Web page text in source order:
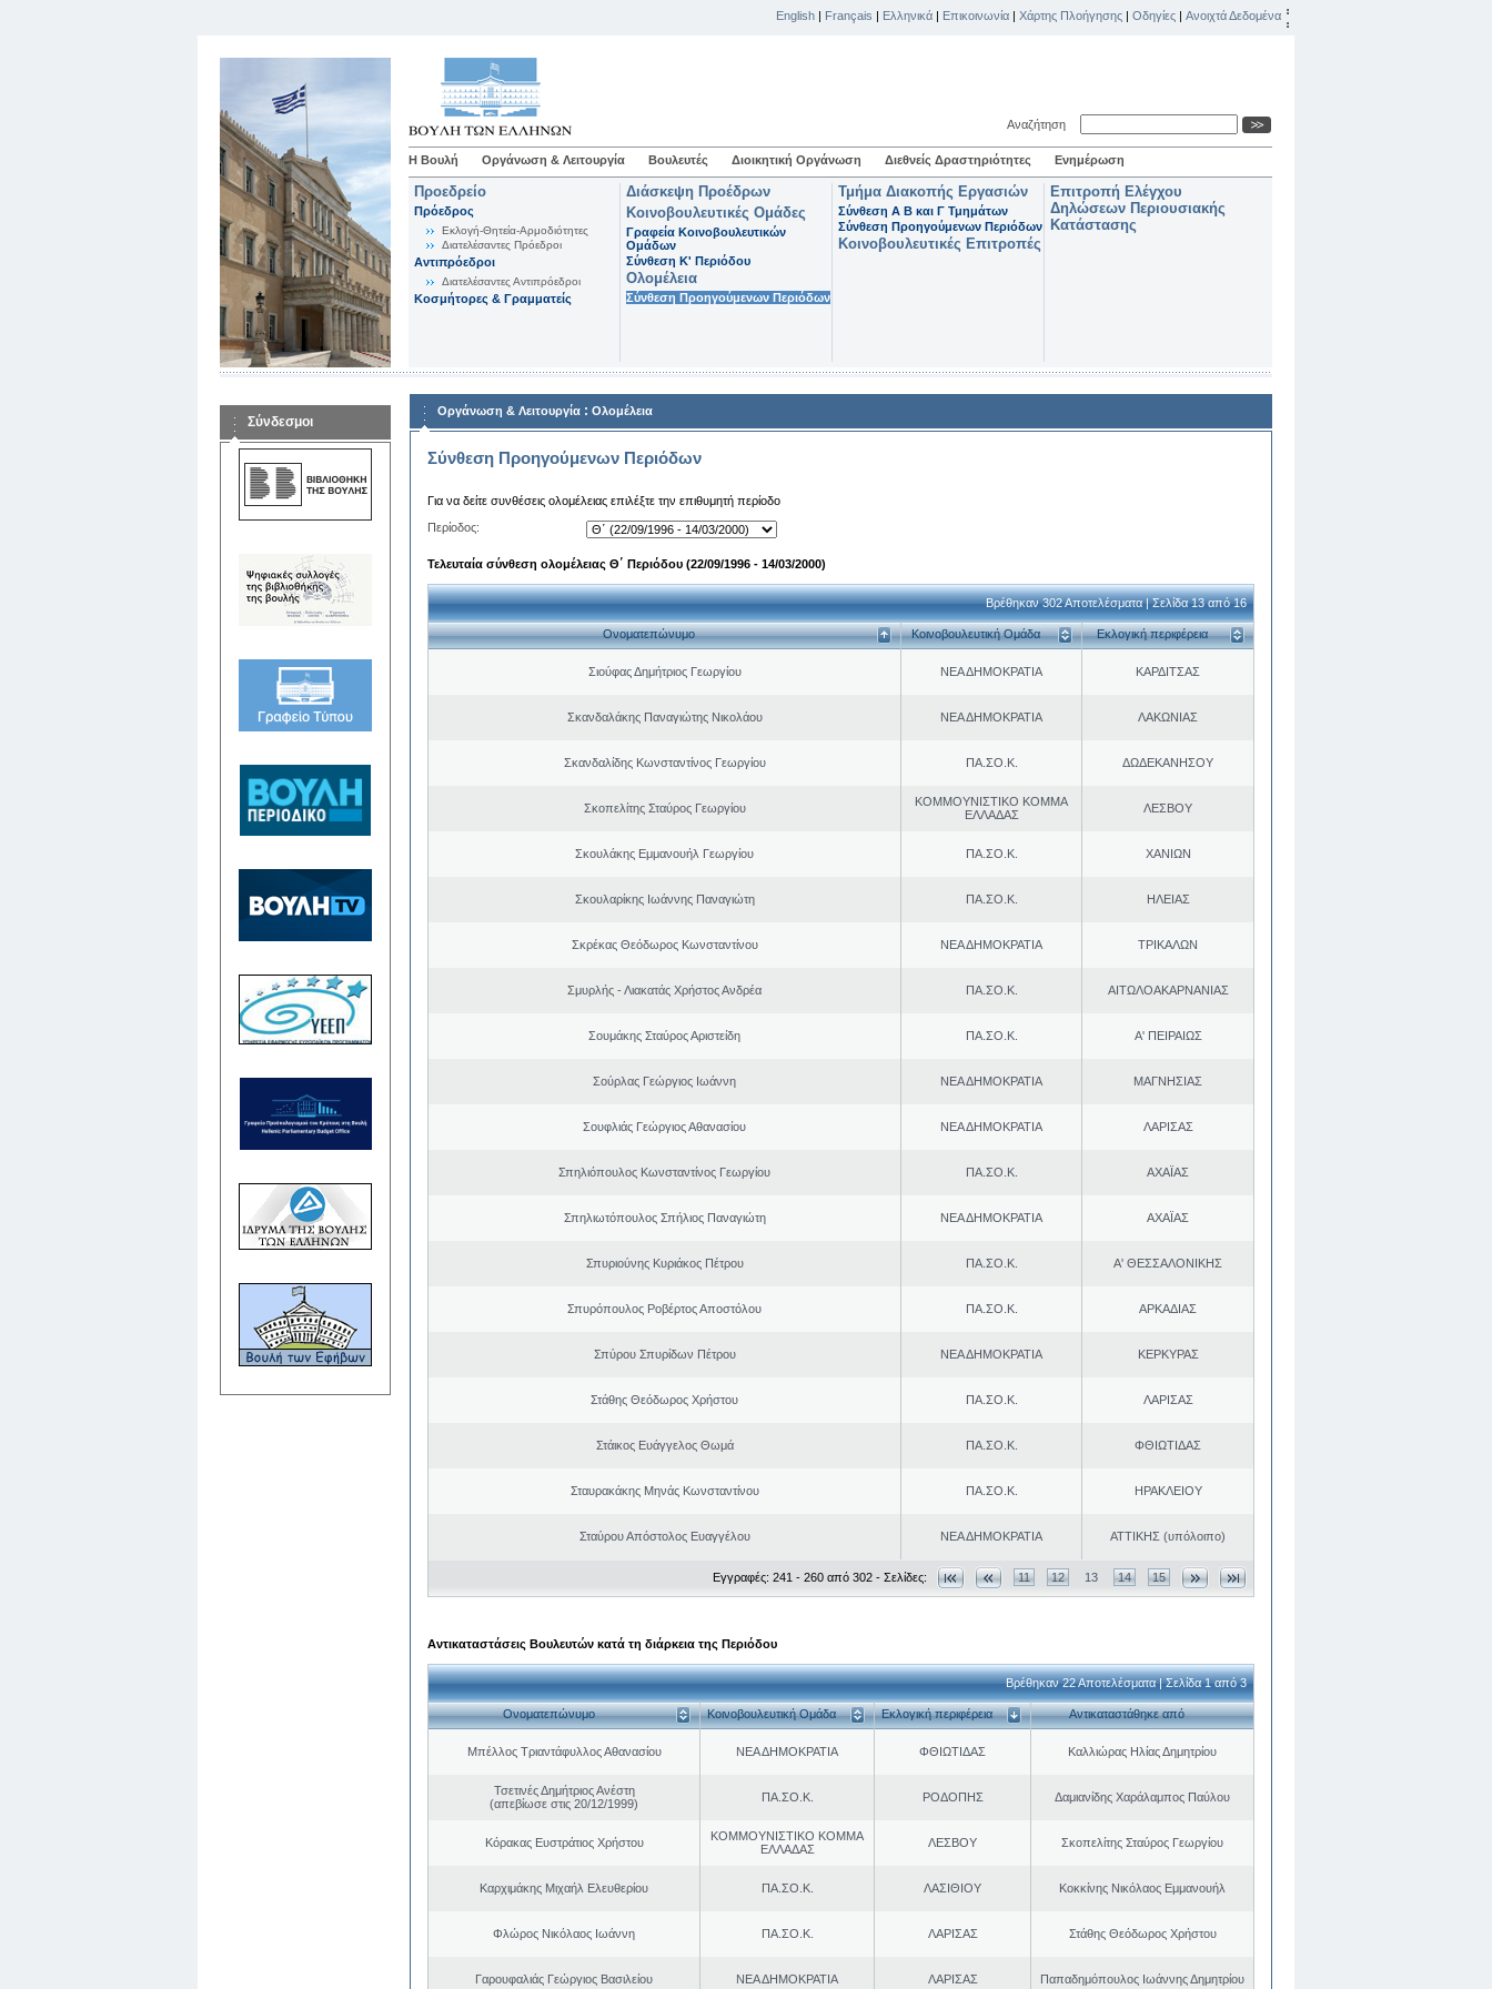
English | Français | Ελληνικά | Επικοινωνία | Χάρτης Πλοήγησης | Οδηγίες | Ανοιχτά Δεδομένα
Αναζήτηση
Η Βουλή Οργάνωση & Λειτουργία Βουλευτές Διοικητική Οργάνωση Διεθνείς Δραστηριότητες Ενημέρωση
Προεδρείο
Πρόεδρος
Εκλογή-Θητεία-Αρμοδιότητες
Διατελέσαντες Πρόεδροι
Αντιπρόεδροι
Διατελέσαντες Αντιπρόεδροι
Κοσμήτορες & Γραμματείς
Διάσκεψη Προέδρων
Κοινοβουλευτικές Ομάδες
Γραφεία Κοινοβουλευτικών
Ομάδων
Σύνθεση K' Περιόδου
Ολομέλεια
Σύνθεση Προηγούμενων Περιόδων
Τμήμα Διακοπής Εργασιών
Σύνθεση Α Β και Γ Τμημάτων
Σύνθεση Προηγούμενων Περιόδων
Κοινοβουλευτικές Επιτροπές
Επιτροπή Ελέγχου
Δηλώσεων Περιουσιακής
Κατάστασης
Σύνδεσμοι
Οργάνωση & Λειτουργία : Ολομέλεια
Σύνθεση Προηγούμενων Περιόδων
Για να δείτε συνθέσεις ολομέλειας επιλέξτε την επιθυμητή περίοδο
Περίοδος:
Τελευταία σύνθεση ολομέλειας Θ΄ Περιόδου (22/09/1996 - 14/03/2000)
Βρέθηκαν 302 Αποτελέσματα | Σελίδα 13 από 16
Ονοματεπώνυμο Κοινοβουλευτική Ομάδα Εκλογική περιφέρεια
Σιούφας Δημήτριος Γεωργίου ΝΕΑ ΔΗΜΟΚΡΑΤΙΑ ΚΑΡΔΙΤΣΑΣ
Σκανδαλάκης Παναγιώτης Νικολάου ΝΕΑ ΔΗΜΟΚΡΑΤΙΑ ΛΑΚΩΝΙΑΣ
Σκανδαλίδης Κωνσταντίνος Γεωργίου ΠΑ.ΣΟ.Κ. ΔΩΔΕΚΑΝΗΣΟΥ
Σκοπελίτης Σταύρος Γεωργίου
ΚΟΜΜΟΥΝΙΣΤΙΚΟ ΚΟΜΜΑ
ΕΛΛΑΔΑΣ
ΛΕΣΒΟΥ
Σκουλάκης Εμμανουήλ Γεωργίου ΠΑ.ΣΟ.Κ. ΧΑΝΙΩΝ
Σκουλαρίκης Ιωάννης Παναγιώτη ΠΑ.ΣΟ.Κ. ΗΛΕΙΑΣ
Σκρέκας Θεόδωρος Κωνσταντίνου ΝΕΑ ΔΗΜΟΚΡΑΤΙΑ ΤΡΙΚΑΛΩΝ
Σμυρλής - Λιακατάς Χρήστος Ανδρέα ΠΑ.ΣΟ.Κ. ΑΙΤΩΛΟΑΚΑΡΝΑΝΙΑΣ
Σουμάκης Σταύρος Αριστείδη ΠΑ.ΣΟ.Κ. Α' ΠΕΙΡΑΙΩΣ
Σούρλας Γεώργιος Ιωάννη ΝΕΑ ΔΗΜΟΚΡΑΤΙΑ ΜΑΓΝΗΣΙΑΣ
Σουφλιάς Γεώργιος Αθανασίου ΝΕΑ ΔΗΜΟΚΡΑΤΙΑ ΛΑΡΙΣΑΣ
Σπηλιόπουλος Κωνσταντίνος Γεωργίου ΠΑ.ΣΟ.Κ. ΑΧΑΪΑΣ
Σπηλιωτόπουλος Σπήλιος Παναγιώτη ΝΕΑ ΔΗΜΟΚΡΑΤΙΑ ΑΧΑΪΑΣ
Σπυριούνης Κυριάκος Πέτρου ΠΑ.ΣΟ.Κ. Α' ΘΕΣΣΑΛΟΝΙΚΗΣ
Σπυρόπουλος Ροβέρτος Αποστόλου ΠΑ.ΣΟ.Κ. ΑΡΚΑΔΙΑΣ
Σπύρου Σπυρίδων Πέτρου ΝΕΑ ΔΗΜΟΚΡΑΤΙΑ ΚΕΡΚΥΡΑΣ
Στάθης Θεόδωρος Χρήστου ΠΑ.ΣΟ.Κ. ΛΑΡΙΣΑΣ
Στάικος Ευάγγελος Θωμά ΠΑ.ΣΟ.Κ. ΦΘΙΩΤΙΔΑΣ
Σταυρακάκης Μηνάς Κωνσταντίνου ΠΑ.ΣΟ.Κ. ΗΡΑΚΛΕΙΟΥ
Σταύρου Απόστολος Ευαγγέλου ΝΕΑ ΔΗΜΟΚΡΑΤΙΑ ΑΤΤΙΚΗΣ (υπόλοιπο)
Εγγραφές: 241 - 260 από 302 - Σελίδες: 11 12 13 14 15
Αντικαταστάσεις Βουλευτών κατά τη διάρκεια της Περιόδου
Βρέθηκαν 22 Αποτελέσματα | Σελίδα 1 από 3
Ονοματεπώνυμο Κοινοβουλευτική Ομάδα Εκλογική περιφέρεια Αντικαταστάθηκε από
Μπέλλος Τριαντάφυλλος Αθανασίου ΝΕΑ ΔΗΜΟΚΡΑΤΙΑ ΦΘΙΩΤΙΔΑΣ Καλλιώρας Ηλίας Δημητρίου
Τσετινές Δημήτριος Ανέστη
(απεβίωσε στις 20/12/1999)
ΠΑ.ΣΟ.Κ. ΡΟΔΟΠΗΣ Δαμιανίδης Χαράλαμπος Παύλου
Κόρακας Ευστράτιος Χρήστου
ΚΟΜΜΟΥΝΙΣΤΙΚΟ ΚΟΜΜΑ
ΕΛΛΑΔΑΣ
ΛΕΣΒΟΥ Σκοπελίτης Σταύρος Γεωργίου
Καρχιμάκης Μιχαήλ Ελευθερίου ΠΑ.ΣΟ.Κ. ΛΑΣΙΘΙΟΥ Κοκκίνης Νικόλαος Εμμανουήλ
Φλώρος Νικόλαος Ιωάννη ΠΑ.ΣΟ.Κ. ΛΑΡΙΣΑΣ Στάθης Θεόδωρος Χρήστου
Γαρουφαλιάς Γεώργιος Βασιλείου ΝΕΑ ΔΗΜΟΚΡΑΤΙΑ ΛΑΡΙΣΑΣ Παπαδημόπουλος Ιωάννης Δημητρίου